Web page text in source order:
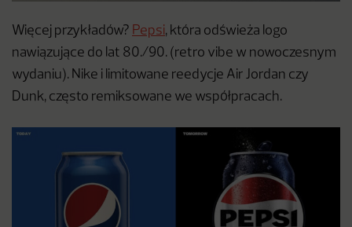
Więcej przykładów? Pepsi, która odświeża logo
nawiązujące do lat 80./90. (retro vibe w nowoczesnym
wydaniu). Nike i limitowane reedycje Air Jordan czy
Dunk, często remiksowane we współpracach.